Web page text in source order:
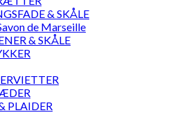
& SKÅLE
de Marseille
& SKÅLE
PLAIDER